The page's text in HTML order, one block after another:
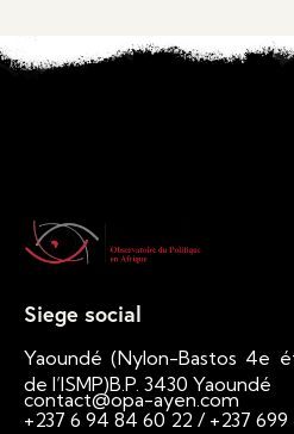
Siege social
Yaoundé (Nylon-Bastos 4e
de l’ISMP)B.P. 3430 Yaoundé
contact@opa-ayen.com
+237 6 94 84 60 22 / +237 699